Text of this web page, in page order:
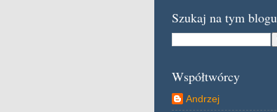
Szukaj na tym blogu
Współtwórcy
Andrzej